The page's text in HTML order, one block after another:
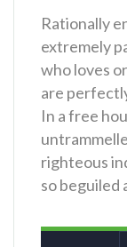
Rationally
extremely
who loves
are
In a free
righteous
so beguiled